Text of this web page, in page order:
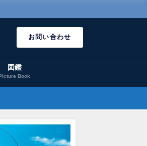
お問い合わせ
図鑑
Book
ト